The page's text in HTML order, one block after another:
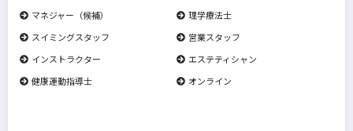
マネジャー（候補）
理学療法士
スイミングスタッフ
営業スタッフ
インストラクター
エステティシャン
健康運動指導士
オンライン